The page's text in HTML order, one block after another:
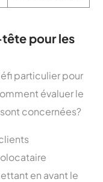
pour les
particulier pour
évaluer le
concernées?
en avant le